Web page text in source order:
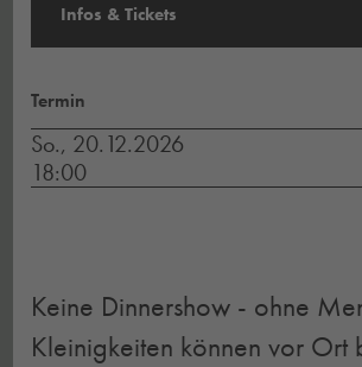
Infos & Tickets
Termin
So., 20.12.2026
18:00
Keine Dinnershow - ohne
Kleinigkeiten können vor Ort